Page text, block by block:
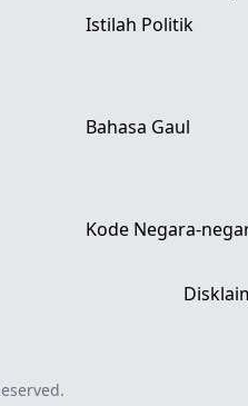
Istilah Politik
Bahasa Gaul
Kode Negara-